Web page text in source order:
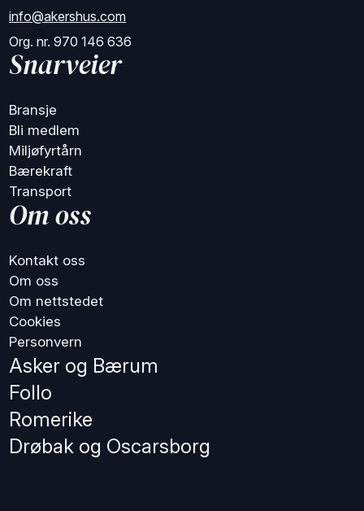
info@akershus.com
Org. nr. 970 146 636
Snarveier
Bransje
Bli medlem
Miljøfyrtårn
Bærekraft
Transport
Om oss
Kontakt oss
Om oss
Om nettstedet
Cookies
Personvern
Asker og Bærum
Follo
Romerike
Drøbak og Oscarsborg